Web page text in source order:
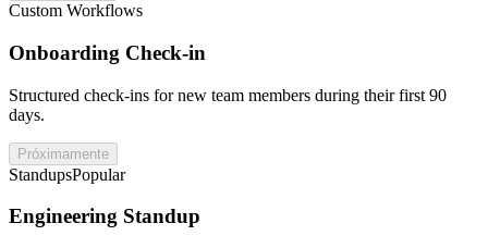
Custom Workflows
Onboarding Check-in
Structured check-ins for new team members during their first 90
days.
Próximamente
StandupsPopular
Engineering Standup